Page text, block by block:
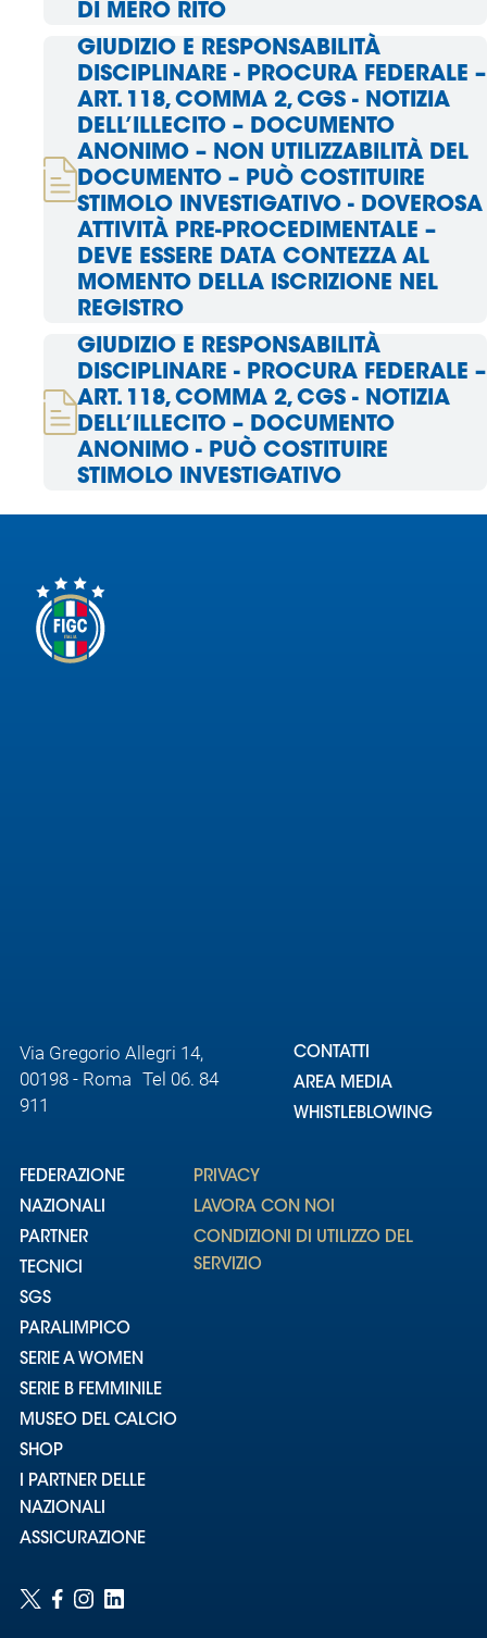
DI MERO RITO
GIUDIZIO E RESPONSABILITÀ
DISCIPLINARE - PROCURA FEDERALE –
ART. 118, COMMA 2, CGS - NOTIZIA
DELL’ILLECITO – DOCUMENTO
ANONIMO – NON UTILIZZABILITÀ DEL
DOCUMENTO – PUÒ COSTITUIRE
STIMOLO INVESTIGATIVO - DOVEROSA
ATTIVITÀ PRE-PROCEDIMENTALE –
DEVE ESSERE DATA CONTEZZA AL
MOMENTO DELLA ISCRIZIONE NEL
REGISTRO
GIUDIZIO E RESPONSABILITÀ
DISCIPLINARE - PROCURA FEDERALE –
ART. 118, COMMA 2, CGS - NOTIZIA
DELL’ILLECITO – DOCUMENTO
ANONIMO - PUÒ COSTITUIRE
STIMOLO INVESTIGATIVO
Via Gregorio Allegri 14,
00198 - Roma Tel 06. 84
911
CONTATTI
AREA MEDIA
WHISTLEBLOWING
FEDERAZIONE
NAZIONALI
PARTNER
TECNICI
SGS
PARALIMPICO
SERIE A WOMEN
SERIE B FEMMINILE
MUSEO DEL CALCIO
SHOP
I PARTNER DELLE
NAZIONALI
ASSICURAZIONE
PRIVACY
LAVORA CON NOI
CONDIZIONI DI UTILIZZO DEL
SERVIZIO